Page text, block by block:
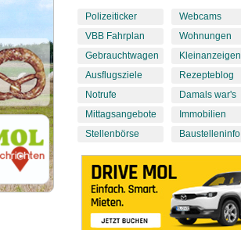
Polizeiticker
VBB Fahrplan
Gebrauchtwagen
Ausflugsziele
Notrufe
Mittagsangebote
Stellenbörse
Webcams
Wohnungen
Kleinanzeigen
Rezepteblog
Damals war's
Immobilien
Baustelleninfo